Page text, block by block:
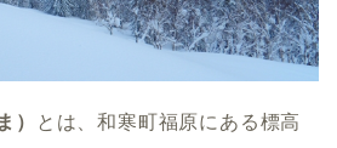
）
とは、和寒町福原にある標高